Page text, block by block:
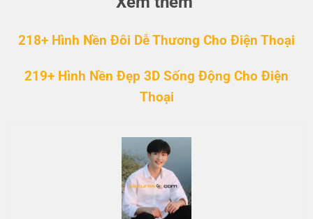
218+ Hình Nền Đôi Dễ Thương Cho Điện Thoại
219+ Hình Nền Đẹp 3D Sống Động Cho Điện
Thoại